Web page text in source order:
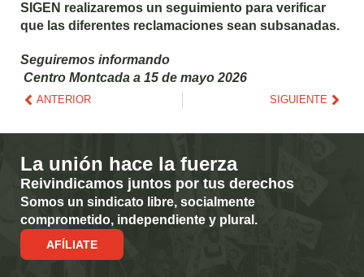
SIGEN realizaremos un seguimiento para verificar
que las diferentes reclamaciones sean subsanadas.
Seguiremos informando
Centro Montcada a 15 de mayo 2026
ANTERIOR SIGUIENTE
La unión hace la fuerza
Reivindicamos juntos por tus derechos
Somos un sindicato libre, socialmente
comprometido, independiente y plural.
AFÍLIATE